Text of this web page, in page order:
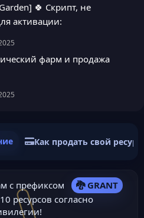
🍀 Скрипт, не
активации:
фарм и продажа
Как продать свой
с префиксом
🐉 GRANT
10 ресурсов согласно